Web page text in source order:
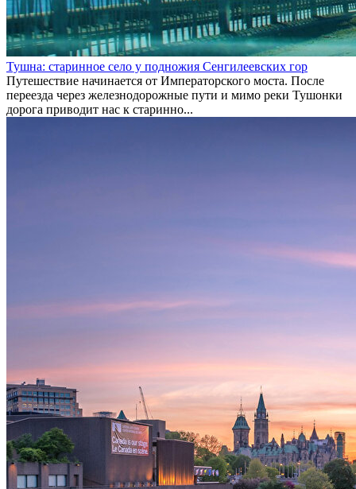
Тушна: старинное село у подножия Сенгилеевских гор
Путешествие начинается от Императорского моста. После
переезда через железнодорожные пути и мимо реки Тушонки
дорога приводит нас к старинно...